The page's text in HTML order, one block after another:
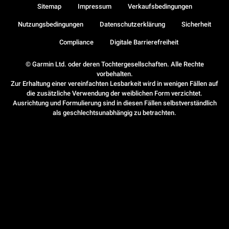
© Garmin Ltd. oder deren Tochtergesellschaften. Alle Rechte
vorbehalten.
Zur Erhaltung einer vereinfachten Lesbarkeit wird in wenigen Fällen auf
die zusätzliche Verwendung der weiblichen Form verzichtet.
Ausrichtung und Formulierung sind in diesen Fällen selbstverständlich
als geschlechtsunabhängig zu betrachten.
Sitemap Impressum Verkaufsbedingungen
Nutzungsbedingungen Datenschutzerklärung Sicherheit
Compliance Digitale Barrierefreiheit